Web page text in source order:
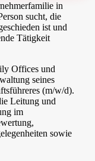
in
sucht, die
ist und
Tätigkeit
Offices und
seines
(m/w/d).
Leitung und
im
sowie